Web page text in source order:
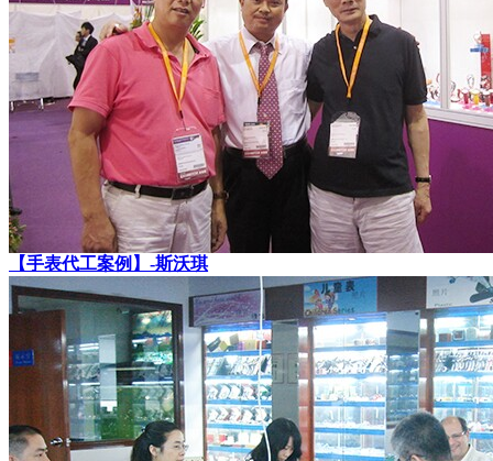
【手表代工案例】-斯沃琪